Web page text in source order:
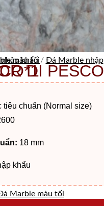
khẩu /
màu tối
CARNICO*1
tiêu chuẩn (Normal size)
18 mm
khẩu
Marble màu tối